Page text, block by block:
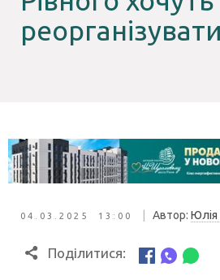
реорганізувати
04.03.2025 13:00 Автор:
Поділитися: